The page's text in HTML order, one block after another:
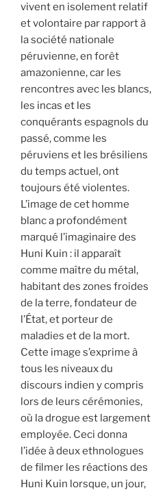
vivent en isolement relatif
et volontaire par rapport à
la société nationale
péruvienne, en forêt
amazonienne, car les
rencontres avec les blancs,
les incas et les
conquérants espagnols du
passé, comme les
péruviens et les brésiliens
du temps actuel, ont
toujours été violentes.
L’image de cet homme
blanc a profondément
marqué l’imaginaire des
Huni Kuin : il apparaît
comme maître du métal,
habitant des zones froides
de la terre, fondateur de
l’État, et porteur de
maladies et de la mort.
Cette image s’exprime à
tous les niveaux du
discours indien y compris
lors de leurs cérémonies,
où la drogue est largement
employée. Ceci donna
l’idée à deux ethnologues
de filmer les réactions des
Huni Kuin lorsque, un jour,